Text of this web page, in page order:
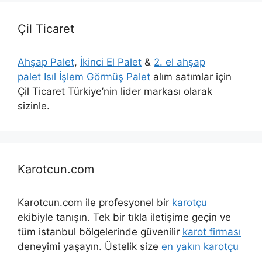
Çil Ticaret
Ahşap Palet, İkinci El Palet & 2. el ahşap
palet Isıl İşlem Görmüş Palet alım satımlar için
Çil Ticaret Türkiye’nin lider markası olarak
sizinle.
Karotcun.com
Karotcun.com ile profesyonel bir karotçu
ekibiyle tanışın. Tek bir tıkla iletişime geçin ve
tüm istanbul bölgelerinde güvenilir karot firması
deneyimi yaşayın. Üstelik size en yakın karotçu